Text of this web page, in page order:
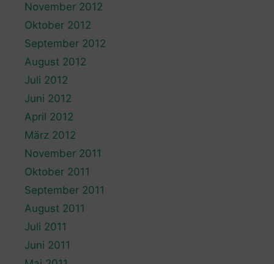
November 2012
Oktober 2012
September 2012
August 2012
Juli 2012
Juni 2012
April 2012
März 2012
November 2011
Oktober 2011
September 2011
August 2011
Juli 2011
Juni 2011